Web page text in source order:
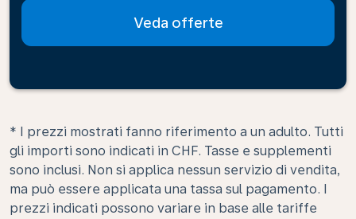
Veda offerte
* I prezzi mostrati fanno riferimento a un adulto. Tutti
gli importi sono indicati in CHF. Tasse e supplementi
sono inclusi. Non si applica nessun servizio di vendita,
ma può essere applicata una tassa sul pagamento. I
prezzi indicati possono variare in base alle tariffe